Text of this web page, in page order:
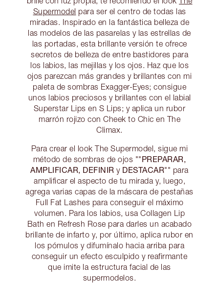
Supermodel para ser el centro de todas las
miradas. Inspirado en la fantástica belleza de
las modelos de las pasarelas y las estrellas de
las portadas, esta brillante versión te ofrece
secretos de belleza de entre bastidores para
los labios, las mejillas y los ojos. Haz que los
ojos parezcan más grandes y brillantes con mi
paleta de sombras Exagger-Eyes; consigue
unos labios preciosos y brillantes con el labial
Superstar Lips en S Lips; y aplica un rubor
marrón rojizo con Cheek to Chic en The
Climax.
Para crear el look The Supermodel, sigue mi
método de sombras de ojos ""PREPARAR,
AMPLIFICAR, DEFINIR y DESTACAR"" para
amplificar el aspecto de tu mirada y, luego,
agrega varias capas de la máscara de pestañas
Full Fat Lashes para conseguir el máximo
volumen. Para los labios, usa Collagen Lip
Bath en Refresh Rose para darles un acabado
brillante de infarto y, por último, aplica rubor en
los pómulos y difumínalo hacia arriba para
conseguir un efecto esculpido y reafirmante
que imite la estructura facial de las
supermodelos.